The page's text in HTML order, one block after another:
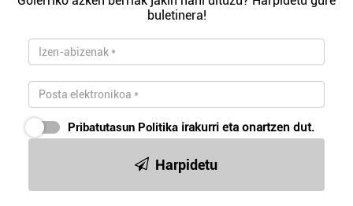
buletinera!
Pribatutasun Politika irakurri eta onartzen dut.
Harpidetu